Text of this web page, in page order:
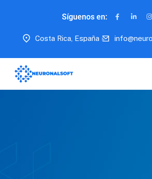
Síguenos en:
Costa Rica, España